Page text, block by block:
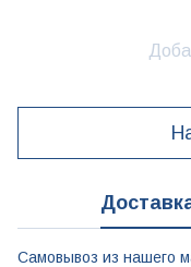
Самовывоз из нашего